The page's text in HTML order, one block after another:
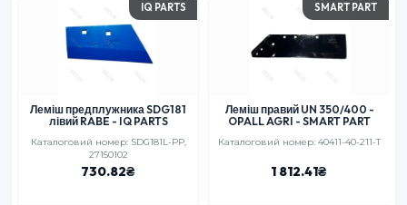
IQ PARTS
Леміш предплужника SDG181
лівий RABE - IQ PARTS
Каталоговий номер: SDG181L-PP,
27150102
730.82
SMART PART
Леміш правий UN 350/400 -
OPALL AGRI - SMART PART
Каталоговий номер: 40411-40-211-T
1 812.41